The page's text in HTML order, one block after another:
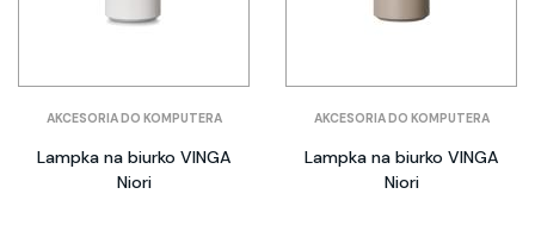
AKCESORIA DO KOMPUTERA
Lampka na biurko VINGA
Niori
AKCESORIA DO KOMPUTERA
Lampka na biurko VINGA
Niori